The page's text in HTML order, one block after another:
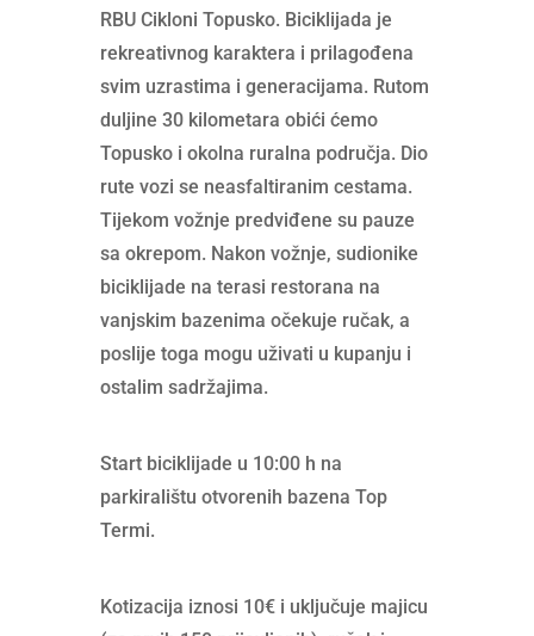
RBU Cikloni Topusko. Biciklijada je
rekreativnog karaktera i prilagođena
svim uzrastima i generacijama. Rutom
duljine 30 kilometara obići ćemo
Topusko i okolna ruralna područja. Dio
rute vozi se neasfaltiranim cestama.
Tijekom vožnje predviđene su pauze
sa okrepom. Nakon vožnje, sudionike
biciklijade na terasi restorana na
vanjskim bazenima očekuje ručak, a
poslije toga mogu uživati u kupanju i
ostalim sadržajima.
Start biciklijade u 10:00 h na
parkiralištu otvorenih bazena Top
Termi.
Kotizacija iznosi 10€ i uključuje majicu